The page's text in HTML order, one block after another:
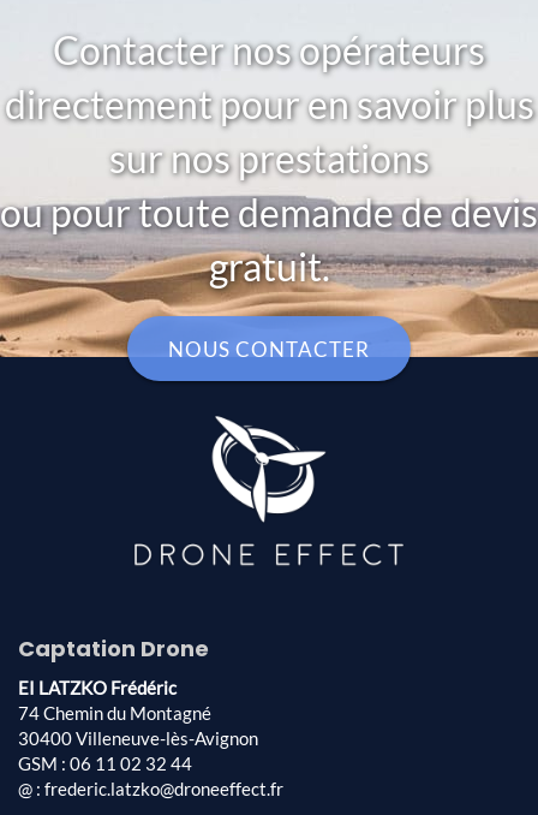
Contacter nos opérateurs
directement pour en savoir plus
sur nos prestations
ou pour toute demande de devis
gratuit.
NOUS CONTACTER
Captation Drone
EI LATZKO Frédéric
74 Chemin du Montagné
30400 Villeneuve-lès-Avignon
GSM : 06 11 02 32 44
@ : frederic.latzko@droneeffect.fr